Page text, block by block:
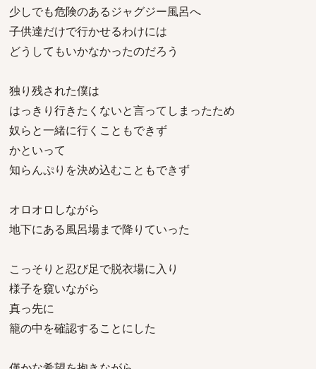
少しでも危険のあるジャグジー風呂へ
子供達だけで行かせるわけには
どうしてもいかなかったのだろう
独り残された僕は
はっきり行きたくないと言ってしまったため
奴らと一緒に行くこともできず
かといって
知らんぷりを決め込むこともできず
オロオロしながら
地下にある風呂場まで降りていった
こっそりと忍び足で脱衣場に入り
様子を窺いながら
真っ先に
籠の中を確認することにした